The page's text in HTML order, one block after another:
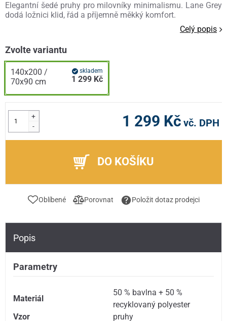
Elegantní šedé pruhy pro milovníky minimalismu. Lane Grey
dodá ložnici klid, řád a příjemně měkký komfort.
Celý popis
Zvolte variantu
140x200 /
70x90 cm
skladem
1 299 Kč
+
-
1 299 Kč vč. DPH
DO KOŠÍKU
Oblíbené Porovnat Položit dotaz prodejci
Popis
Parametry
Materiál
50 % bavlna + 50 %
recyklovaný polyester
Vzor
pruhy